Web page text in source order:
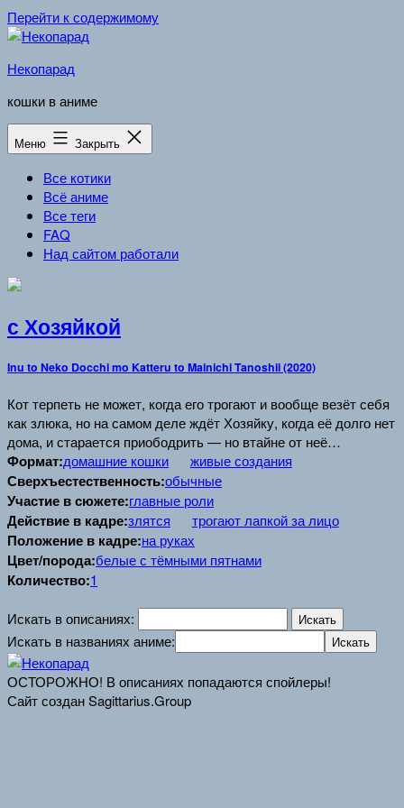
Перейти к содержимому
Некопарад
кошки в аниме
Меню Закрыть
Все котики
Всё аниме
Все теги
FAQ
Над сайтом работали
с Хозяйкой
Inu to Neko Docchi mo Katteru to Mainichi Tanoshii (2020)
Кот терпеть не может, когда его трогают и вообще везёт себя
как злюка, но на самом деле ждёт Хозяйку, когда её долго нет
дома, и старается приободрить — но втайне от неё…
Формат:домашние кошки живые создания
Сверхъестественность:обычные
Участие в сюжете:главные роли
Действие в кадре:злятся трогают лапкой за лицо
Положение в кадре:на руках
Цвет/порода:белые с тёмными пятнами
Количество:1
Искать в описаниях:
Искать в названиях аниме:
ОСТОРОЖНО! В описаниях попадаются спойлеры!
Сайт создан Sagittarius.Group